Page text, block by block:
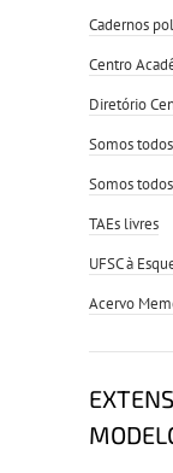
Cadernos
Centro
Diretório
Somos
Somos
TAEs livres
UFSC à
Acervo